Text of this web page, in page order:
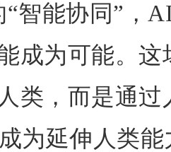
“智能协同”，
成为可能。
类，而是通
延伸人类能